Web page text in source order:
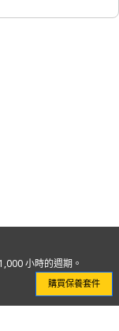
小時的週期。
購買保養套件